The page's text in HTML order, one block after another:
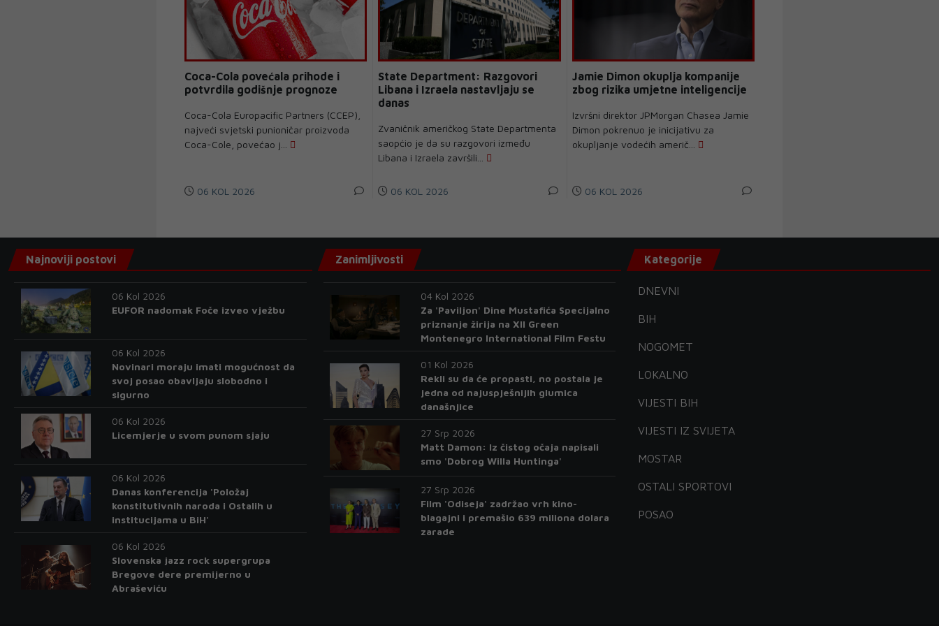
Coca-Cola povećala prihode i
potvrdila godišnje prognoze
Coca-Cola Europacific Partners (CCEP),
najveći svjetski punioničar proizvoda
Coca-Cole, povećao j...
06 KOL 2026
State Department: Razgovori
Libana i Izraela nastavljaju se
danas
Zvaničnik američkog State Departmenta
saopćio je da su razgovori između
Libana i Izraela završili...
06 KOL 2026
Jamie Dimon okuplja kompanije
zbog rizika umjetne inteligencije
Izvršni direktor JPMorgan Chasea Jamie
Dimon pokrenuo je inicijativu za
okupljanje vodećih američ...
06 KOL 2026
Najnoviji postovi
06 Kol 2026
EUFOR nadomak Foče izveo vježbu
06 Kol 2026
Novinari moraju imati mogućnost da
svoj posao obavljaju slobodno i
sigurno
06 Kol 2026
Licemjerje u svom punom sjaju
06 Kol 2026
Danas konferencija 'Položaj
konstitutivnih naroda i Ostalih u
institucijama u BiH'
06 Kol 2026
Slovenska jazz rock supergrupa
Bregove dere premijerno u
Abraševiću
Zanimljivosti
04 Kol 2026
Za 'Paviljon' Dine Mustafića Specijalno
priznanje žirija na XII Green
Montenegro International Film Festu
01 Kol 2026
Rekli su da će propasti, no postala je
jedna od najuspješnijih glumica
današnjice
27 Srp 2026
Matt Damon: Iz čistog očaja napisali
smo 'Dobrog Willa Huntinga'
27 Srp 2026
Film 'Odiseja' zadržao vrh kino-
blagajni i premašio 639 miliona dolara
zarade
Kategorije
DNEVNI
BIH
NOGOMET
LOKALNO
VIJESTI BIH
VIJESTI IZ SVIJETA
MOSTAR
OSTALI SPORTOVI
POSAO